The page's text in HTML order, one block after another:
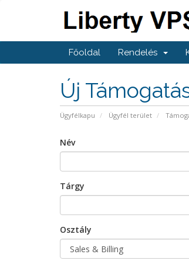
Főoldal Rendelés
Új
Ügyfélkapu Ügyfél terület
Név
Tárgy
Osztály